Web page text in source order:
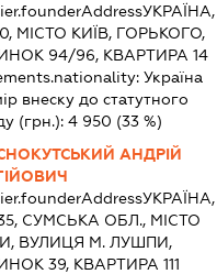
УКРАЇНА,
МІСТО КИЇВ, ГОРЬКОГО,
94/96, КВАРТИРА 14
Україна
внеску до статутного
(грн.): 4 950 (33 %)
АНДРІЙ
УКРАЇНА,
СУМСЬКА ОБЛ., МІСТО
ВУЛИЦЯ М. ЛУШПИ,
39, КВАРТИРА 111